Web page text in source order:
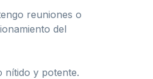
reuniones o
del
nítido y potente.